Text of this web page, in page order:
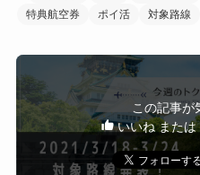
特典航空券
ポイ活 対象路線
この記事が
いいね または